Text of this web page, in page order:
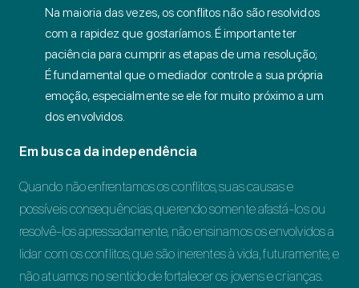
Na maioria das vezes, os conflitos não são resolvidos
com a rapidez que gostaríamos. É importante ter
paciência para cumprir as etapas de uma resolução;
É fundamental que o mediador controle a sua própria
emoção, especialmente se ele for muito próximo a um
dos envolvidos.
Em busca da independência
Quando não enfrentamos os conflitos, suas causas e
possíveis consequências, querendo somente afastá-los ou
resolvê-los apressadamente, não ensinamos os envolvidos a
lidar com os conflitos, que são inerentes à vida, futuramente, e
não atuamos no sentido de fortalecer os jovens e crianças.